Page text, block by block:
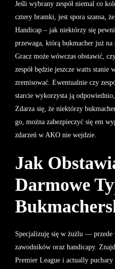
Jeśli wybrany zespół niemal co
cztery bramki, jest spora szansa,
Handicap – jak niektórzy się
przewaga, którą bukmacher już
Gracz może wówczas obstawić,
zespół będzie jeszcze watts stanie
zremisować. Ewentualnie czy
starcie wykorzysta ją
Zdarza się, że niektórzy
go, można zabezpieczyć się em
zdarzeń w AKO nie wejdzie.
Jak
Darmowe
Specjalizuję się w żużlu —
zawodników oraz handicapy.
Premier League i actually